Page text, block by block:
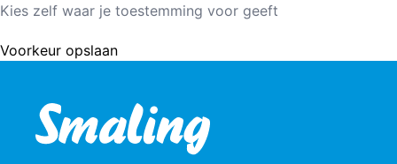
Kies zelf waar je toestemming voor geeft
Voorkeur opslaan